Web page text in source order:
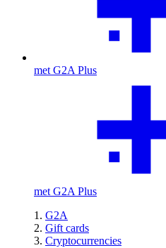
met G2A Plus
met G2A Plus
G2A
Gift cards
Cryptocurrencies